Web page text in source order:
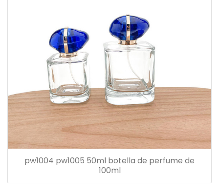
pw1004 pw1005 50ml botella de perfume de
100ml